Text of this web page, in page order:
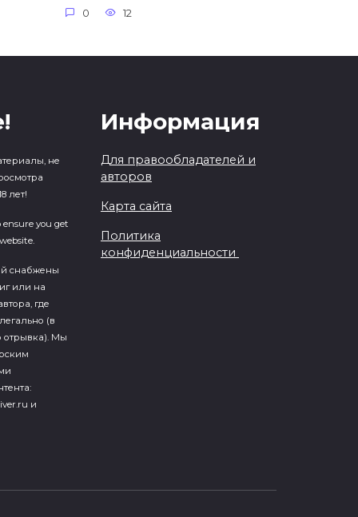
0 12
не
лет!
ensure you get
cнабжены
или на
где
(в
отрывка). Мы
и
Информация
Для правообладателей и
авторов
Карта сайта
Политика
конфиденциальности